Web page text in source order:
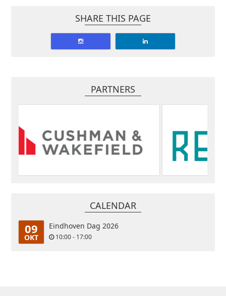
SHARE THIS PAGE
PARTNERS
CALENDAR
09
OKT
Eindhoven Dag 2026
10:00 - 17:00